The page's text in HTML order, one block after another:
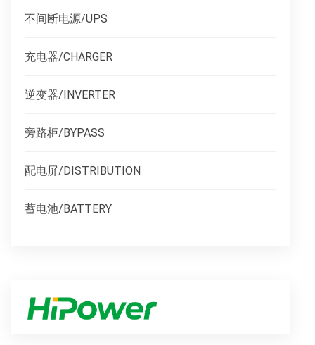
不间断电源/UPS
充电器/CHARGER
逆变器/INVERTER
旁路柜/BYPASS
配电屏/DISTRIBUTION
蓄电池/BATTERY